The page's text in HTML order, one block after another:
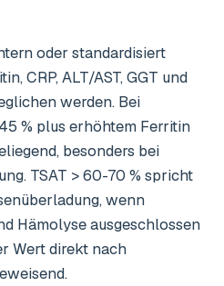
oder standardisiert
CRP, ALT/AST, GGT und
werden. Bei
% plus erhöhtem Ferritin
besonders bei
TSAT > 60-70 % spricht
wenn
Hämolyse ausgeschlossen
Wert direkt nach